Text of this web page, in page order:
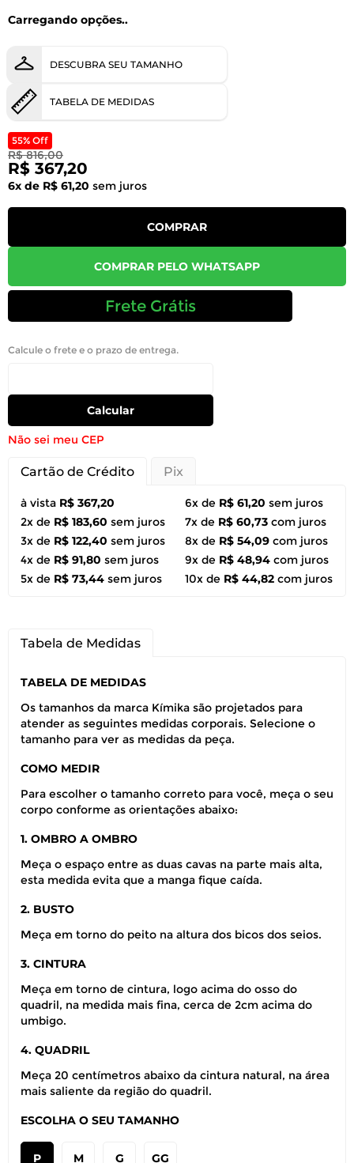
Carregando opções..
DESCUBRA SEU TAMANHO
TABELA DE MEDIDAS
55% Off
R$ 816,00
R$ 367,20
6x de R$ 61,20 sem juros
COMPRAR
COMPRAR PELO WHATSAPP
Frete Grátis
Calcule o frete e o prazo de entrega.
Calcular
Não sei meu CEP
Cartão de Crédito Pix
à vista R$ 367,20
2x de R$ 183,60 sem juros
3x de R$ 122,40 sem juros
4x de R$ 91,80 sem juros
5x de R$ 73,44 sem juros
6x de R$ 61,20 sem juros
7x de R$ 60,73 com juros
8x de R$ 54,09 com juros
9x de R$ 48,94 com juros
10x de R$ 44,82 com juros
Tabela de Medidas
TABELA DE MEDIDAS
Os tamanhos da marca Kímika são projetados para
atender as seguintes medidas corporais. Selecione o
tamanho para ver as medidas da peça.
COMO MEDIR
Para escolher o tamanho correto para você, meça o seu
corpo conforme as orientações abaixo:
1. OMBRO A OMBRO
Meça o espaço entre as duas cavas na parte mais alta,
esta medida evita que a manga fique caída.
2. BUSTO
Meça em torno do peito na altura dos bicos dos seios.
3. CINTURA
Meça em torno de cintura, logo acima do osso do
quadril, na medida mais fina, cerca de 2cm acima do
umbigo.
4. QUADRIL
Meça 20 centímetros abaixo da cintura natural, na área
mais saliente da região do quadril.
ESCOLHA O SEU TAMANHO
P M G GG